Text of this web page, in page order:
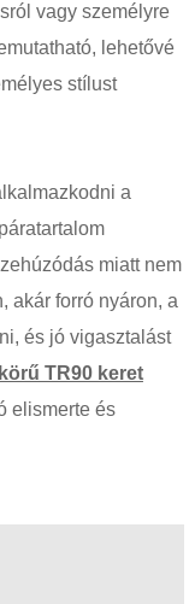
vagy személyre
lehetővé
stílust
a
miatt nem
akár forró nyáron, a
és jó vigasztalást
TR90 keret
elismerte és